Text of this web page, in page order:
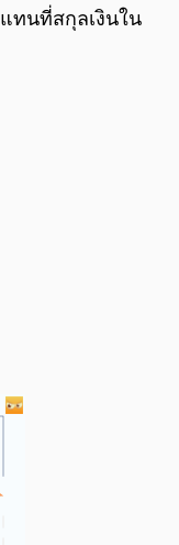
ทนที่สกุลเงินใน